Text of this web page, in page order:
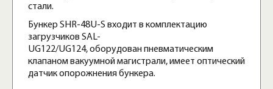
стали.
Бункер SHR-48U-S входит в комплектацию
загрузчиков SAL-
UG122/UG124, оборудован пневматическим
клапаном вакуумной магистрали, имеет оптический
датчик опорожнения бункера.